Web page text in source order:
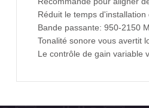
Réduit le temps
Bande passante: 950-2150
Tonalité sonore vous avertit
Le contrôle de gain variable